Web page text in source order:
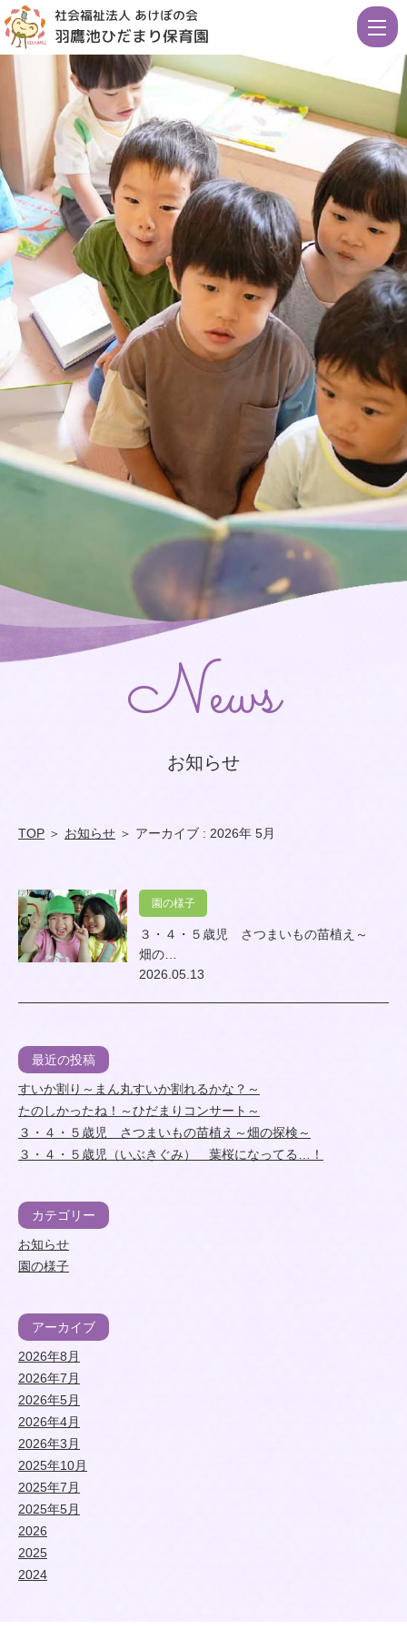
社会福祉法人 あけぼの会
羽鷹池ひだまり保育園
News
お知らせ
TOP ＞ お知らせ ＞ アーカイブ : 2026年 5月
園の様子
３・４・５歳児 さつまいもの苗植え～
畑の…
2026.05.13
最近の投稿
すいか割り～まん丸すいか割れるかな？～
たのしかったね！～ひだまりコンサート～
３・４・５歳児 さつまいもの苗植え～畑の探検～
３・４・５歳児（いぶきぐみ） 葉桜になってる…！
カテゴリー
お知らせ
園の様子
アーカイブ
2026年8月
2026年7月
2026年5月
2026年4月
2026年3月
2025年10月
2025年7月
2025年5月
2026
2025
2024